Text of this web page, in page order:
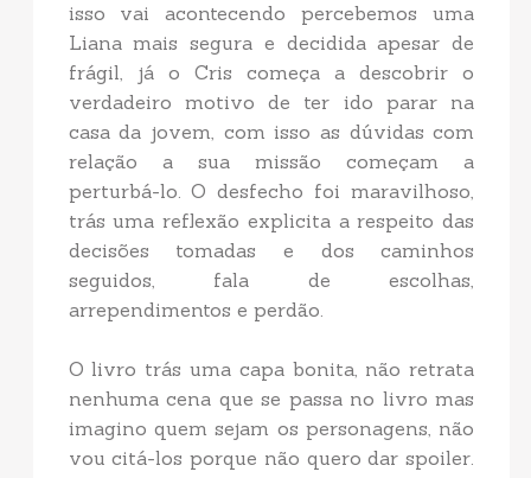
isso vai acontecendo percebemos uma
Liana mais segura e decidida apesar de
frágil, já o Cris começa a descobrir o
verdadeiro motivo de ter ido parar na
casa da jovem, com isso as dúvidas com
relação a sua missão começam a
perturbá-lo. O desfecho foi maravilhoso,
trás uma reflexão explicita a respeito das
decisões tomadas e dos caminhos
seguidos, fala de escolhas,
arrependimentos e perdão.
O livro trás uma capa bonita, não retrata
nenhuma cena que se passa no livro mas
imagino quem sejam os personagens, não
vou citá-los porque não quero dar spoiler.